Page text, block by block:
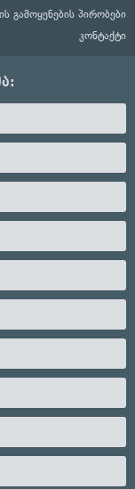
გამოყენების პირობები
კონტაქტი